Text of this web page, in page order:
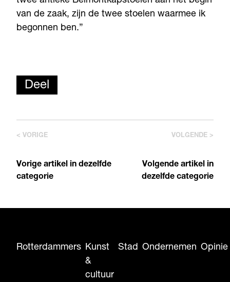
van de zaak, zijn de twee stoelen waarmee ik
begonnen ben.”
Deel
< VORIGE
Vorige artikel in dezelfde
categorie
VOLGENDE >
Volgende artikel in
dezelfde categorie
Rotterdammers Kunst
&
cultuur
Stad Ondernemen Opinie